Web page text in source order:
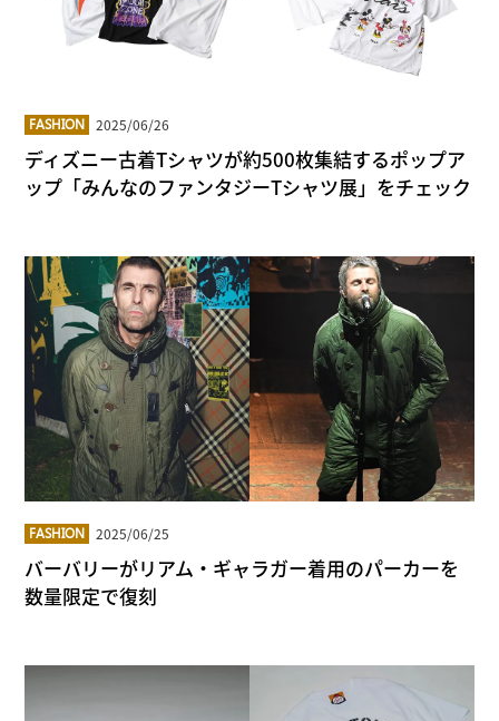
FASHION 2025/06/26
ディズニー古着Tシャツが約500枚集結するポップア
ップ「みんなのファンタジーTシャツ展」をチェック
FASHION 2025/06/25
バーバリーがリアム・ギャラガー着用のパーカーを
数量限定で復刻